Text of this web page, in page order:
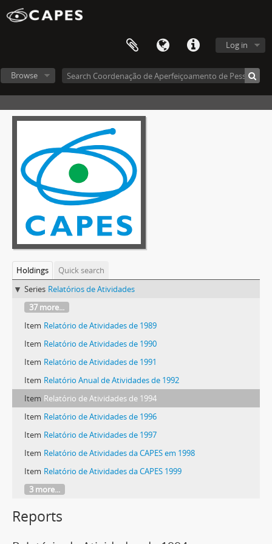
Log in
Browse
Holdings
Quick search
Series Relatórios de Atividades
37 more...
Item Relatório de Atividades de 1989
Item Relatório de Atividades de 1990
Item Relatório de Atividades de 1991
Item Relatório Anual de Atividades de 1992
Item Relatório de Atividades de 1994
Item Relatório de Atividades de 1996
Item Relatório de Atividades de 1997
Item Relatório de Atividades da CAPES em 1998
Item Relatório de Atividades da CAPES 1999
3 more...
Reports